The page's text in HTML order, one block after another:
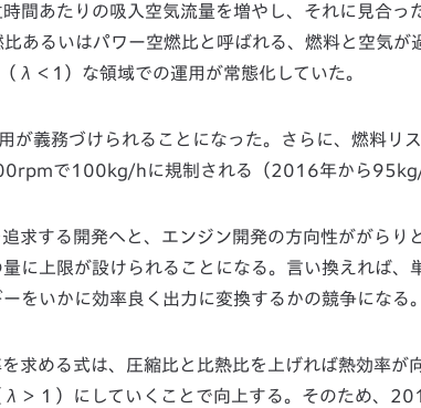
間あたりの吸入空気流量を増やし、それに見合っ
あるいはパワー空燃比と呼ばれる、燃料と空気が
λ＜1）な領域での運用が常態化していた。
義務づけられることになった。さらに、燃料リ
で100kg/hに規制される（2016年から95kg/
求する開発へと、エンジン開発の方向性ががらり
に上限が設けられることになる。言い換えれば、
をいかに効率良く出力に変換するかの競争になる。
求める式は、圧縮比と比熱比を上げれば熱効率が
＞１）にしていくことで向上する。そのため、